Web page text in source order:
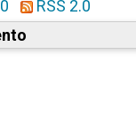
RSS 2.0